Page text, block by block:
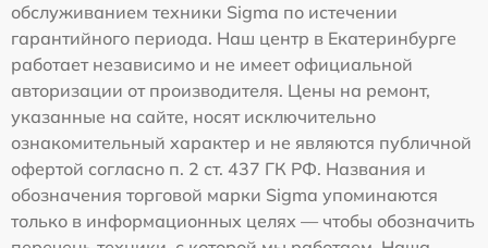
обслуживанием техники Sigma по истечении
гарантийного периода. Наш центр в Екатеринбурге
работает независимо и не имеет официальной
авторизации от производителя. Цены на ремонт,
указанные на сайте, носят исключительно
ознакомительный характер и не являются публичной
офертой согласно п. 2 ст. 437 ГК РФ. Названия и
обозначения торговой марки Sigma упоминаются
только в информационных целях — чтобы обозначить